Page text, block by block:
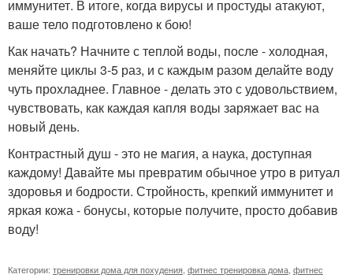
иммунитет. В итоге, когда вирусы и простуды атакуют,
ваше тело подготовлено к бою!
Как начать? Начните с теплой воды, после - холодная,
меняйте циклы 3-5 раз, и с каждым разом делайте воду
чуть прохладнее. Главное - делать это с удовольствием,
чувствовать, как каждая капля воды заряжает вас на
новый день.
Контрастный душ - это не магия, а наука, доступная
каждому! Давайте мы превратим обычное утро в ритуал
здоровья и бодрости. Стройность, крепкий иммунитет и
яркая кожа - бонусы, которые получите, просто добавив
воду!
Категории: тренировки дома для похудения фитнес тренировка дома фитнес